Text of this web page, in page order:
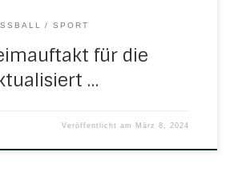
SPORT
für die
…
Veröffentlicht am März 8, 2024